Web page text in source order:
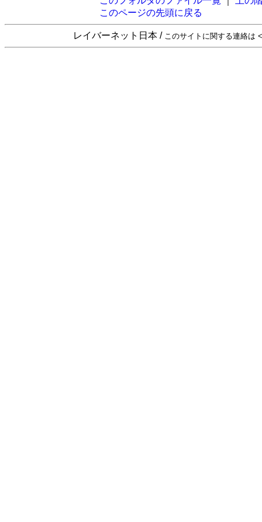
このページの先頭に戻る
レイバーネット日本 / このサイトに関する連絡は